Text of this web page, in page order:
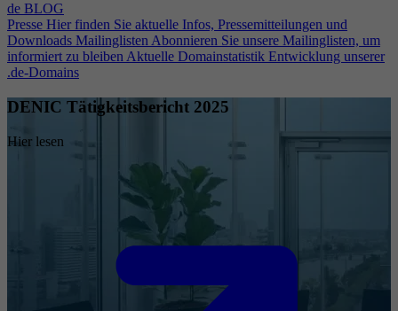
de BLOG
Presse Hier finden Sie aktuelle Infos, Pressemitteilungen und
Downloads Mailinglisten Abonnieren Sie unsere Mailinglisten, um
informiert zu bleiben Aktuelle Domainstatistik Entwicklung unserer
.de-Domains
DENIC Tätigkeitsbericht 2025
Hier lesen